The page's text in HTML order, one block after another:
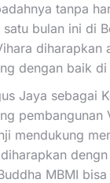
tanpa
bulan ini di
diharapkan
dengan baik di
Jaya sebagai
pembangunan
mendukung
MBMI